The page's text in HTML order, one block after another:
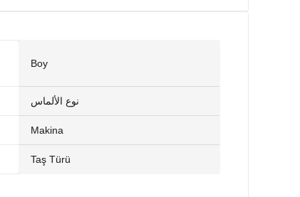
Boy
نوع الألماس
Makina
Taş Türü